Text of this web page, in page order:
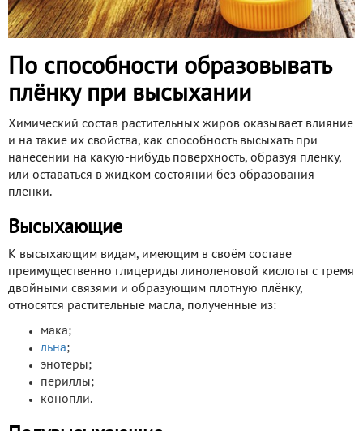
По способности образовывать
плёнку при высыхании
Химический состав растительных жиров оказывает влияние
и на такие их свойства, как способность высыхать при
нанесении на какую-нибудь поверхность, образуя плёнку,
или оставаться в жидком состоянии без образования
плёнки.
Высыхающие
К высыхающим видам, имеющим в своём составе
преимущественно глицериды линоленовой кислоты с тремя
двойными связями и образующим плотную плёнку,
относятся растительные масла, полученные из:
мака;
льна;
энотеры;
периллы;
конопли.